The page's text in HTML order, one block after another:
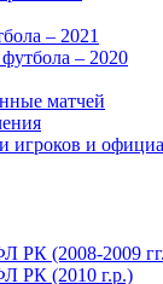
– 2021
– 2020
матчей
игроков и
РК (2008-2009
РК (2010 г.р.)